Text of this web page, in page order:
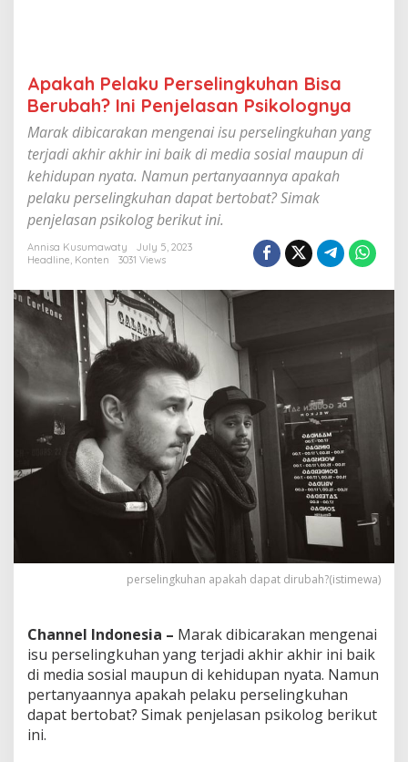
h
a
B
i
s
B
e
u
a
h
?
I
n
i
P
e
n
e
l
a
s
a
n
s
i
l
g
n
y
a
Apakah Pelaku Perselingkuhan Bisa
Berubah? Ini Penjelasan Psikolognya
Marak dibicarakan mengenai isu perselingkuhan yang
terjadi akhir akhir ini baik di media sosial maupun di
kehidupan nyata. Namun pertanyaannya apakah
pelaku perselingkuhan dapat bertobat? Simak
penjelasan psikolog berikut ini.
Annisa Kusumawaty
July 5, 2023
Headline, Konten 3031 Views
perselingkuhan apakah dapat dirubah?(istimewa)
Channel Indonesia – Marak dibicarakan mengenai
isu perselingkuhan yang terjadi akhir akhir ini baik
di media sosial maupun di kehidupan nyata. Namun
pertanyaannya apakah pelaku perselingkuhan
dapat bertobat? Simak penjelasan psikolog berikut
ini.